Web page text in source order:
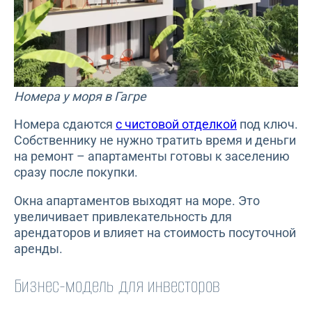
Номера у моря в Гагре
Номера сдаются с чистовой отделкой под ключ.
Собственнику не нужно тратить время и деньги
на ремонт – апартаменты готовы к заселению
сразу после покупки.
Окна апартаментов выходят на море. Это
увеличивает привлекательность для
арендаторов и влияет на стоимость посуточной
аренды.
Бизнес-модель для инвесторов